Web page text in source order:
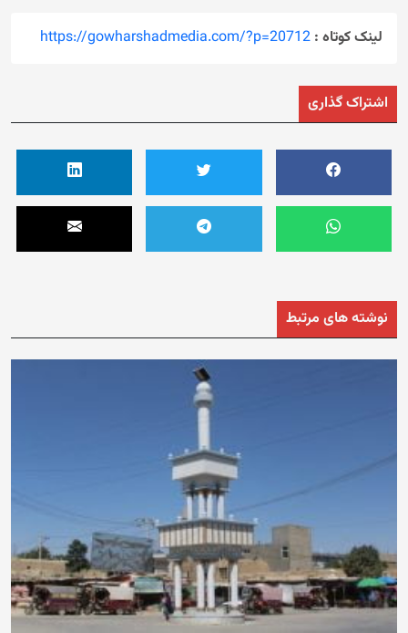
لینک کوتاه : https://gowharshadmedia.com/?p=20712
اشتراک گذاری
نوشته های مرتبط